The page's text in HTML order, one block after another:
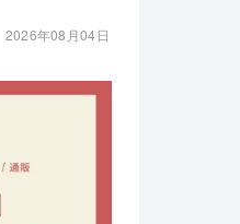
2026年08月04日